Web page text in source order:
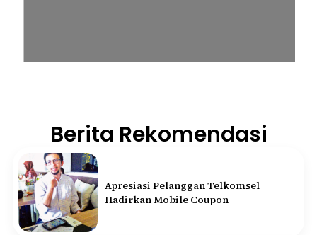
Berita Rekomendasi
Apresiasi Pelanggan Telkomsel
Hadirkan Mobile Coupon